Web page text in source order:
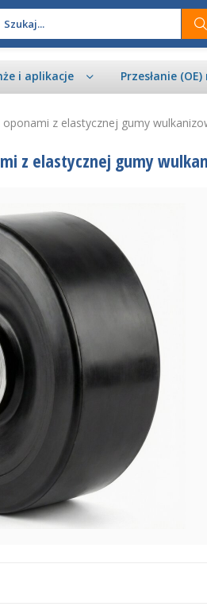
i aplikacje Przesłanie
oponami z elastycznej gumy
z elastycznej gumy